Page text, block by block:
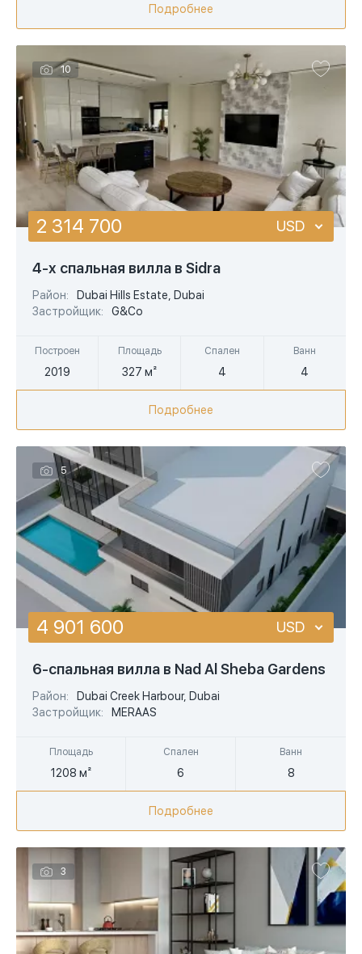
Подробнее
10
4-х спальная вилла в Sidra
Район:
Dubai Hills Estate, Dubai
Застройщик:
G&Co
Построен
2019
Площадь
327 м²
Спален
4
Ванн
4
2 314 700 USD
Подробнее
5
6-спальная вилла в Nad Al Sheba Gardens
Район:
Dubai Creek Harbour, Dubai
Застройщик:
MERAAS
Площадь
1208 м²
Спален
6
Ванн
8
4 901 600 USD
USD
Подробнее
3